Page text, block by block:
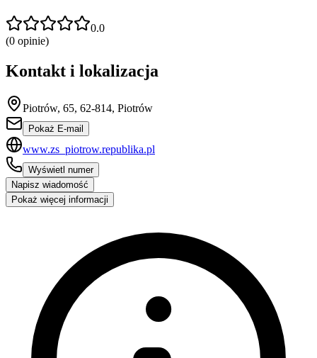
0.0
(0 opinie)
Kontakt i lokalizacja
Piotrów, 65, 62-814, Piotrów
Pokaż E-mail
www.zs_piotrow.republika.pl
Wyświetl numer
Napisz wiadomość
Pokaż więcej informacji